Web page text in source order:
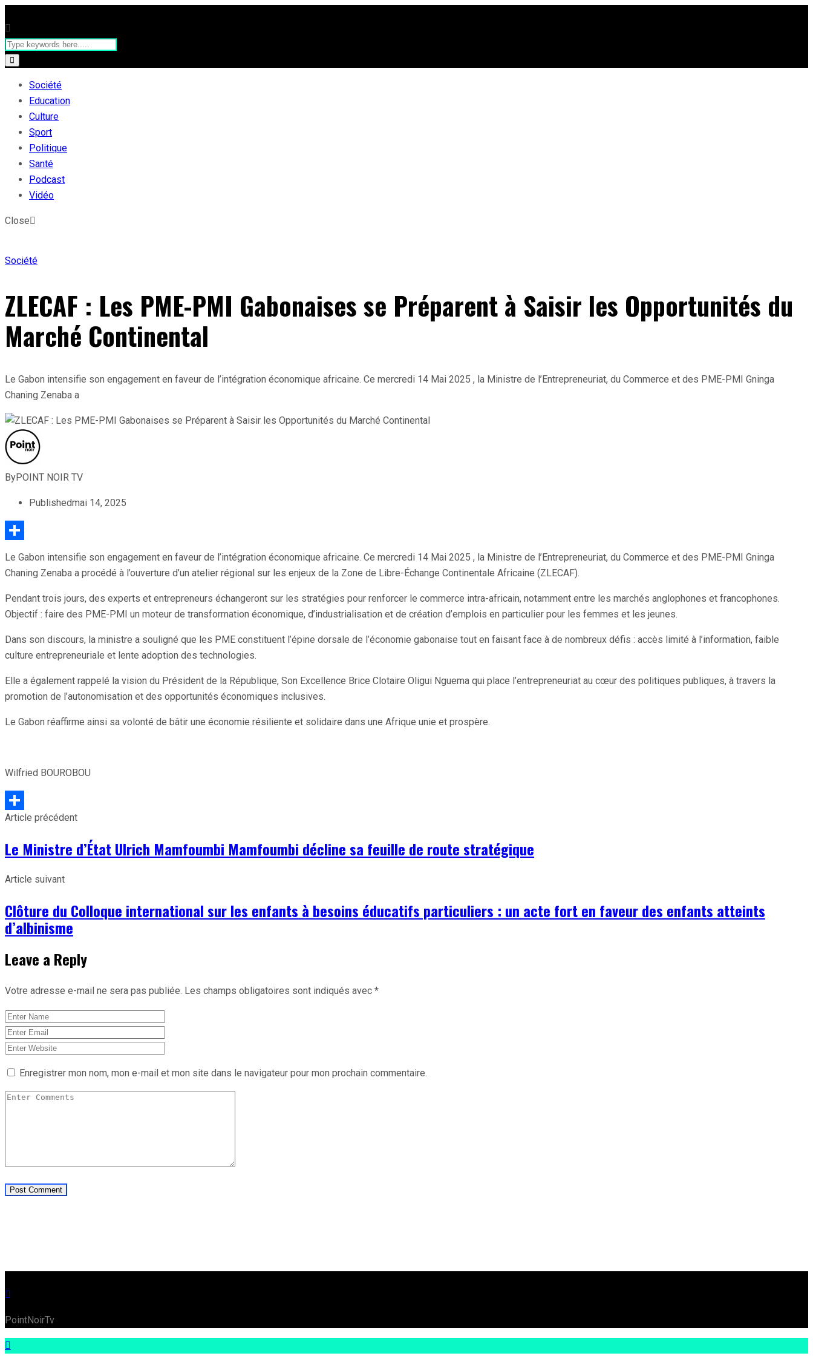
Société
Education
Culture
Sport
Politique
Santé
Podcast
Vidéo
Close
Société
ZLECAF : Les PME-PMI Gabonaises se Préparent à Saisir les Opportunités du
Marché Continental
Le Gabon intensifie son engagement en faveur de l’intégration économique africaine. Ce mercredi 14 Mai 2025 , la Ministre de l’Entrepreneuriat, du Commerce et des PME-PMI Gninga
Chaning Zenaba a
ByPOINT NOIR TV
Publishedmai 14, 2025
Le Gabon intensifie son engagement en faveur de l’intégration économique africaine. Ce mercredi 14 Mai 2025 , la Ministre de l’Entrepreneuriat, du Commerce et des PME-PMI Gninga
Chaning Zenaba a procédé à l’ouverture d’un atelier régional sur les enjeux de la Zone de Libre-Échange Continentale Africaine (ZLECAF).
Pendant trois jours, des experts et entrepreneurs échangeront sur les stratégies pour renforcer le commerce intra-africain, notamment entre les marchés anglophones et francophones.
Objectif : faire des PME-PMI un moteur de transformation économique, d’industrialisation et de création d’emplois en particulier pour les femmes et les jeunes.
Dans son discours, la ministre a souligné que les PME constituent l’épine dorsale de l’économie gabonaise tout en faisant face à de nombreux défis : accès limité à l’information, faible
culture entrepreneuriale et lente adoption des technologies.
Elle a également rappelé la vision du Président de la République, Son Excellence Brice Clotaire Oligui Nguema qui place l’entrepreneuriat au cœur des politiques publiques, à travers la
promotion de l’autonomisation et des opportunités économiques inclusives.
Le Gabon réaffirme ainsi sa volonté de bâtir une économie résiliente et solidaire dans une Afrique unie et prospère.
Wilfried BOUROBOU
Partager
Article précédent
Le Ministre d’État Ulrich Mamfoumbi Mamfoumbi décline sa feuille de route stratégique
Article suivant
Clôture du Colloque international sur les enfants à besoins éducatifs particuliers : un acte fort en faveur des enfants atteints
d’albinisme
Leave a Reply
Votre adresse e-mail ne sera pas publiée. Les champs obligatoires sont indiqués avec *
Enregistrer mon nom, mon e-mail et mon site dans le navigateur pour mon prochain commentaire.
PointNoirTv